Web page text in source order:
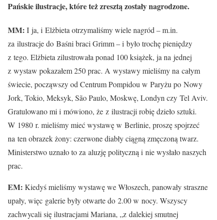
Pańskie ilustracje, które też zresztą zostały nagrodzone.
MM: I ja, i Elżbieta otrzymaliśmy wiele nagród – m.in.
za ilustracje do Baśni braci Grimm – i było trochę pieniędzy
z tego. Elżbieta zilustrowała ponad 100 książek, ja na jednej
z wystaw pokazałem 250 prac. A wystawy mieliśmy na całym
świecie, począwszy od Centrum Pompidou w Paryżu po Nowy
Jork, Tokio, Meksyk, São Paulo, Moskwę, Londyn czy Tel Aviv.
Gratulowano mi i mówiono, że z ilustracji robię dzieło sztuki.
W 1980 r. mieliśmy mieć wystawę w Berlinie, proszę spojrzeć
na ten obrazek żony: czerwone diabły ciągną zmęczoną twarz.
Ministerstwo uznało to za aluzję polityczną i nie wysłało naszych
prac.
EM: Kiedyś mieliśmy wystawę we Włoszech, panowały straszne
upały, więc galerie były otwarte do 2.00 w nocy. Wszyscy
zachwycali się ilustracjami Mariana, „z dalekiej smutnej